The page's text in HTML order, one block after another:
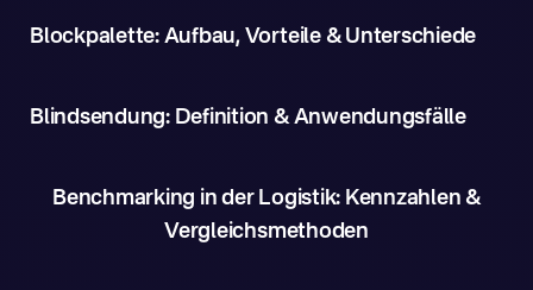
Blockpalette: Aufbau, Vorteile & Unterschiede
Blindsendung: Definition & Anwendungsfälle
Benchmarking in der Logistik: Kennzahlen &
Vergleichsmethoden